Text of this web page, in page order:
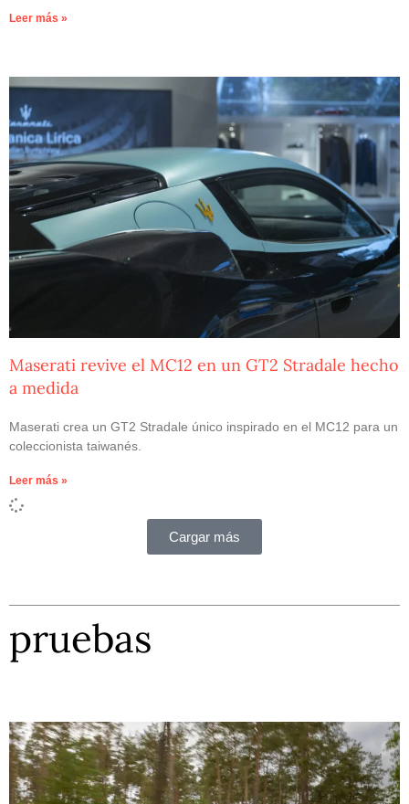
Leer más »
Maserati revive el MC12 en un GT2 Stradale hecho
a medida
Maserati crea un GT2 Stradale único inspirado en el MC12 para un
coleccionista taiwanés.
Leer más »
Cargar más
pruebas